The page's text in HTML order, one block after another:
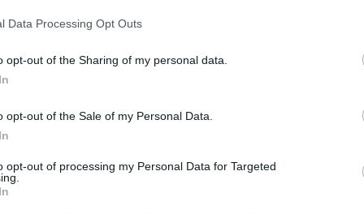
Data Processing Opt Outs
opt-out of the Sharing of my personal data.
opt-out of the Sale of my Personal Data.
opt-out of processing my Personal Data for Targeted
kell a pénzt” – Megrémültek az
külvárosi épületben találtak egy felújítandó lakást az
befektetésre készülő párt.